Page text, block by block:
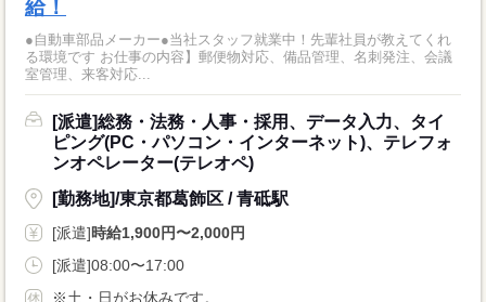
給！
●自動車部品メーカー●当社スタッフ就業中！先輩社員が教えてくれ
る環境です お仕事の内容】郵便物対応、備品管理、名刺発注、会議
室管理、来客対応...
[派遣]総務・法務・人事・採用、データ入力、タイ
ピング(PC・パソコン・インターネット)、テレフォ
ンオペレーター(テレオペ)
[勤務地]/東京都葛飾区 / 青砥駅
[派遣]時給1,900円〜2,000円
[派遣]08:00〜17:00
※土・日がお休みです。